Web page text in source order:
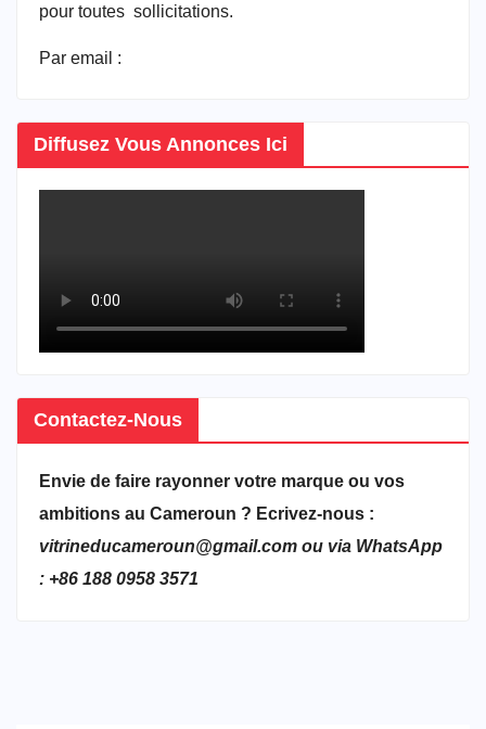
pour toutes sollicitations.
Par email :
Diffusez Vous Annonces Ici
Contactez-Nous
Envie de faire rayonner votre marque ou vos
ambitions au Cameroun ? Ecrivez-nous :
vitrineducameroun@gmail.com ou via WhatsApp
: +86 188 0958 3571